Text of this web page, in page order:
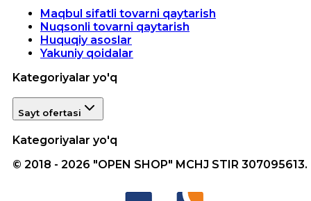
Maqbul sifatli tovarni qaytarish
Nuqsonli tovarni qaytarish
Huquqiy asoslar
Yakuniy qoidalar
Kategoriyalar yo'q
Sayt ofertasi
Kategoriyalar yo'q
© 2018 - 2026 "OPEN SHOP" MCHJ STIR 307095613.